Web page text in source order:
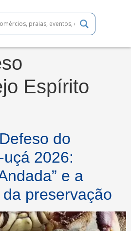
Espírito
do
2026:
e a
preservação